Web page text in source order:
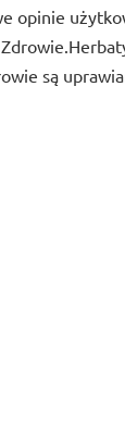
opinie
są